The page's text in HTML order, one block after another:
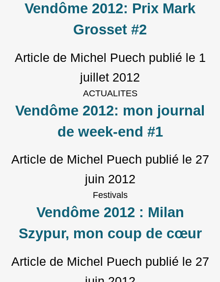
Vendôme 2012: Prix Mark
Grosset #2
Article de Michel Puech publié le 1
juillet 2012
ACTUALITES
Vendôme 2012: mon journal
de week-end #1
Article de Michel Puech publié le 27
juin 2012
Festivals
Vendôme 2012 : Milan
Szypur, mon coup de cœur
Article de Michel Puech publié le 27